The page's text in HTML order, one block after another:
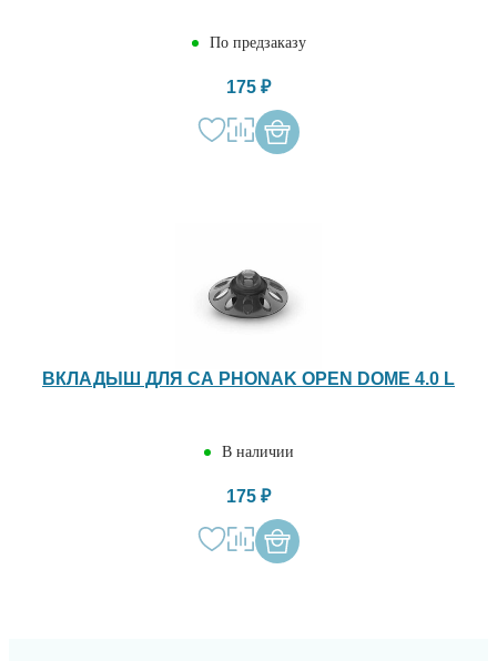
По предзаказу
175 ₽
ВКЛАДЫШ ДЛЯ СА PHONAK OPEN DOME 4.0 L
В наличии
175 ₽